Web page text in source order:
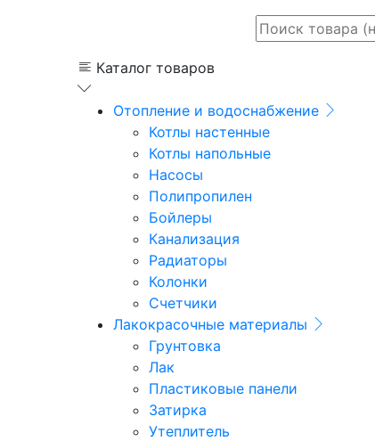
Каталог товаров
Отопление и водоснабжение
Котлы настенные
Котлы напольные
Насосы
Полипропилен
Бойлеры
Канализация
Радиаторы
Колонки
Счетчики
Лакокрасочные материалы
Грунтовка
Лак
Пластиковые панели
Затирка
Утеплитель